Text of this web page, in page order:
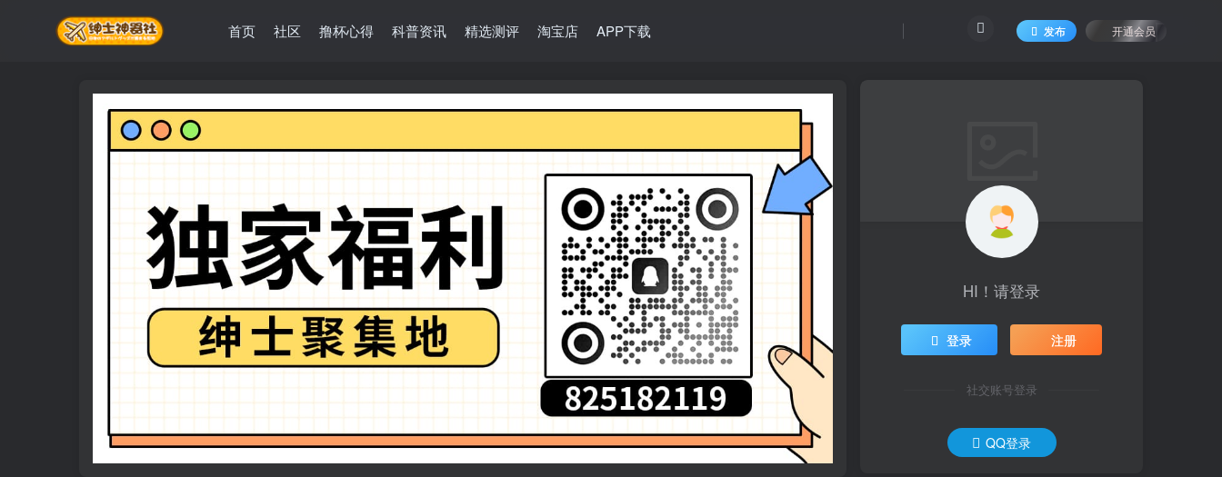
首页 社区 撸杯心得 科普资讯 精选测评 淘宝店 APP下载 发布 开通会员
HI！请登录
登录 注册
社交账号登录
QQ登录